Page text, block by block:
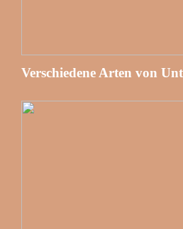
Verschiedene Arten von